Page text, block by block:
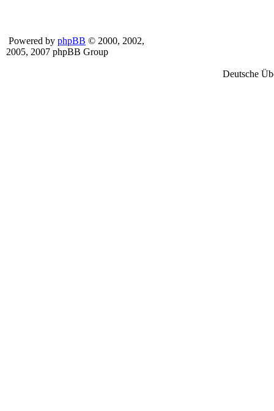
Powered by phpBB © 2000, 2002,
2005, 2007 phpBB Group
Deutsche